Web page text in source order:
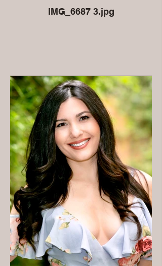
IMG_6687 3.jpg